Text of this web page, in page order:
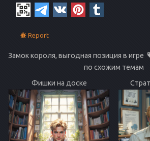
Report
Замок короля, выгодная позиция в игре
по схожим темам
Фишки на доске